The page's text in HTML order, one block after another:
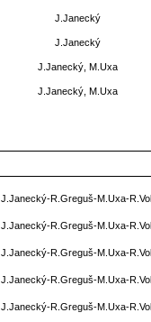
J.Janecký
J.Janecký
J.Janecký, M.Uxa
J.Janecký, M.Uxa
J.Janecký-R.Greguš-M.Uxa-
J.Janecký-R.Greguš-M.Uxa-
J.Janecký-R.Greguš-M.Uxa-
J.Janecký-R.Greguš-M.Uxa-
J.Janecký-R.Greguš-M.Uxa-